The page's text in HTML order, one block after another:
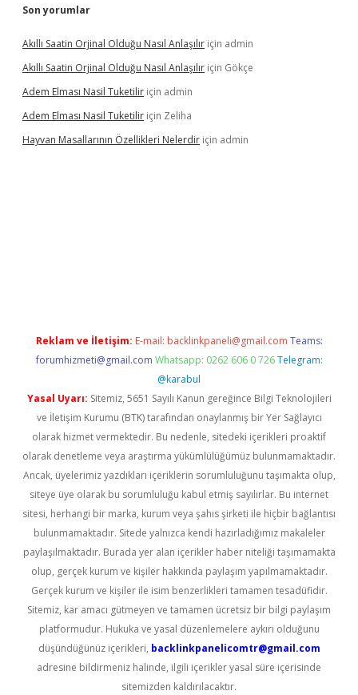
Son yorumlar
Akıllı Saatin Orjinal Olduğu Nasıl Anlaşılır için admin
Akıllı Saatin Orjinal Olduğu Nasıl Anlaşılır için Gökçe
Adem Elması Nasil Tuketilir için admin
Adem Elması Nasil Tuketilir için Zeliha
Hayvan Masallarının Özellikleri Nelerdir için admin
Reklam ve İletişim: E-mail: backlinkpaneli@gmail.com Teams:
forumhizmeti@gmail.com Whatsapp: 0262 606 0 726 Telegram:
@karabul
Yasal Uyarı: Sitemiz, 5651 Sayılı Kanun gereğince Bilgi Teknolojileri
ve İletişim Kurumu (BTK) tarafından onaylanmış bir Yer Sağlayıcı
olarak hizmet vermektedir. Bu nedenle, sitedeki içerikleri proaktif
olarak denetleme veya araştırma yükümlülüğümüz bulunmamaktadır.
Ancak, üyelerimiz yazdıkları içeriklerin sorumluluğunu taşımakta olup,
siteye üye olarak bu sorumluluğu kabul etmiş sayılırlar. Bu internet
sitesi, herhangi bir marka, kurum veya şahıs şirketi ile hiçbir bağlantısı
bulunmamaktadır. Sitede yalnızca kendi hazırladığımız makaleler
paylaşılmaktadır. Burada yer alan içerikler haber niteliği taşımamakta
olup, gerçek kurum ve kişiler hakkında paylaşım yapılmamaktadır.
Gerçek kurum ve kişiler ile isim benzerlikleri tamamen tesadüfidir.
Sitemiz, kar amacı gütmeyen ve tamamen ücretsiz bir bilgi paylaşım
platformudur. Hukuka ve yasal düzenlemelere aykırı olduğunu
düşündüğünüz içerikleri, backlinkpanelicomtr@gmail.com
adresine bildirmeniz halinde, ilgili içerikler yasal süre içerisinde
sitemizden kaldırılacaktır.